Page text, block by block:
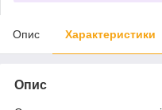
Опис Характеристики
Опис